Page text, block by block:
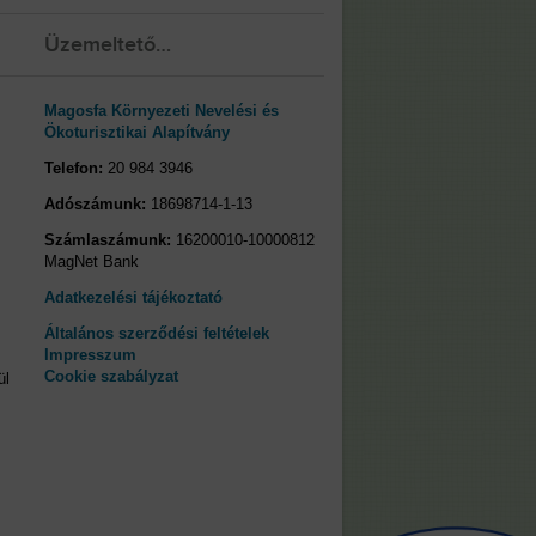
Üzemeltető…
Magosfa Környezeti Nevelési és
Ökoturisztikai Alapítvány
Telefon: 20 984 3946
Adószámunk: 18698714-1-13
Számlaszámunk: 16200010-10000812
MagNet Bank
Adatkezelési tájékoztató
Általános szerződési feltételek
Impresszum
Cookie szabályzat